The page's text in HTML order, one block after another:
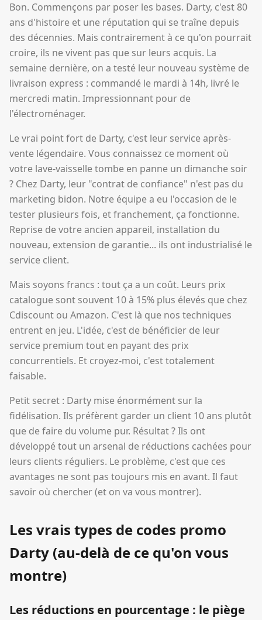
Bon. Commençons par poser les bases. Darty, c'est 80
ans d'histoire et une réputation qui se traîne depuis
des décennies. Mais contrairement à ce qu'on pourrait
croire, ils ne vivent pas que sur leurs acquis. La
semaine dernière, on a testé leur nouveau système de
livraison express : commandé le mardi à 14h, livré le
mercredi matin. Impressionnant pour de
l'électroménager.
Le vrai point fort de Darty, c'est leur service après-
vente légendaire. Vous connaissez ce moment où
votre lave-vaisselle tombe en panne un dimanche soir
? Chez Darty, leur "contrat de confiance" n'est pas du
marketing bidon. Notre équipe a eu l'occasion de le
tester plusieurs fois, et franchement, ça fonctionne.
Reprise de votre ancien appareil, installation du
nouveau, extension de garantie... ils ont industrialisé le
service client.
Mais soyons francs : tout ça a un coût. Leurs prix
catalogue sont souvent 10 à 15% plus élevés que chez
Cdiscount ou Amazon. C'est là que nos techniques
entrent en jeu. L'idée, c'est de bénéficier de leur
service premium tout en payant des prix
concurrentiels. Et croyez-moi, c'est totalement
faisable.
Petit secret : Darty mise énormément sur la
fidélisation. Ils préfèrent garder un client 10 ans plutôt
que de faire du volume pur. Résultat ? Ils ont
développé tout un arsenal de réductions cachées pour
leurs clients réguliers. Le problème, c'est que ces
avantages ne sont pas toujours mis en avant. Il faut
savoir où chercher (et on va vous montrer).
Les vrais types de codes promo
Darty (au-delà de ce qu'on vous
montre)
Les réductions en pourcentage : le piège